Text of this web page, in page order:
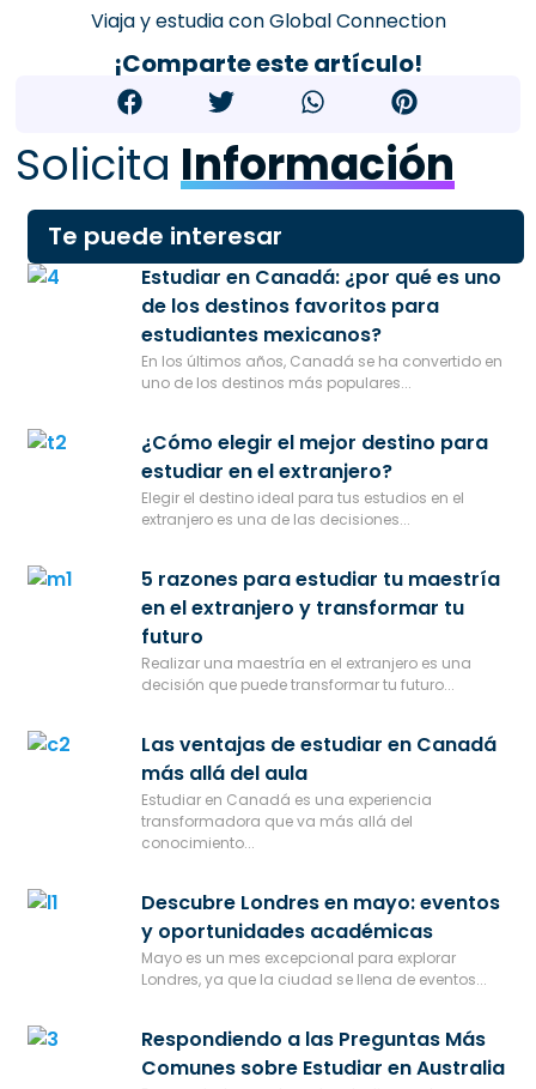
Viaja y estudia con Global Connection
¡Comparte este artículo!
Solicita Información
Te puede interesar
Estudiar en Canadá: ¿por qué es uno
de los destinos favoritos para
estudiantes mexicanos?
En los últimos años, Canadá se ha convertido en
uno de los destinos más populares...
¿Cómo elegir el mejor destino para
estudiar en el extranjero?
Elegir el destino ideal para tus estudios en el
extranjero es una de las decisiones...
5 razones para estudiar tu maestría
en el extranjero y transformar tu
futuro
Realizar una maestría en el extranjero es una
decisión que puede transformar tu futuro...
Las ventajas de estudiar en Canadá
más allá del aula
Estudiar en Canadá es una experiencia
transformadora que va más allá del
conocimiento...
Descubre Londres en mayo: eventos
y oportunidades académicas
Mayo es un mes excepcional para explorar
Londres, ya que la ciudad se llena de eventos...
Respondiendo a las Preguntas Más
Comunes sobre Estudiar en Australia